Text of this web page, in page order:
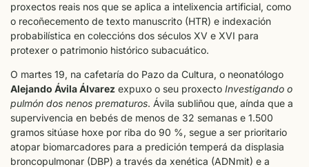
proxectos reais nos que se aplica a intelixencia artificial, como
o recoñecemento de texto manuscrito (HTR) e indexación
probabilística en coleccións dos séculos XV e XVI para
protexer o patrimonio histórico subacuático.
O martes 19, na cafetaría do Pazo da Cultura, o neonatólogo
Alejando Ávila Álvarez expuxo o seu proxecto Investigando o
pulmón dos nenos prematuros. Ávila subliñou que, aínda que a
supervivencia en bebés de menos de 32 semanas e 1.500
gramos sitúase hoxe por riba do 90 %, segue a ser prioritario
atopar biomarcadores para a predición temperá da displasia
broncopulmonar (DBP) a través da xenética (ADNmit) e a